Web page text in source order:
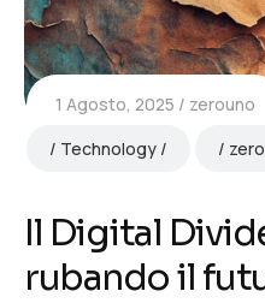
1 Agosto, 2025 zerouno
Technology
Il Digital
rubando il